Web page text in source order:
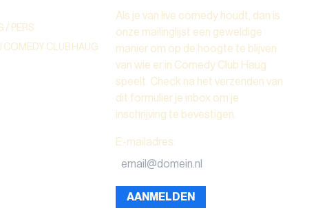
/ PERS
COMEDY CLUB HAUG
Als je van live comedy houdt, dan is
onze mailinglijst een geweldige
manier om op de hoogte te blijven
van wie er in Comedy Club Haug
speelt. Check na het verzenden van
dit formulier je inbox om je
inschrijving te bevestigen.
E-mailadres:
AANMELDEN